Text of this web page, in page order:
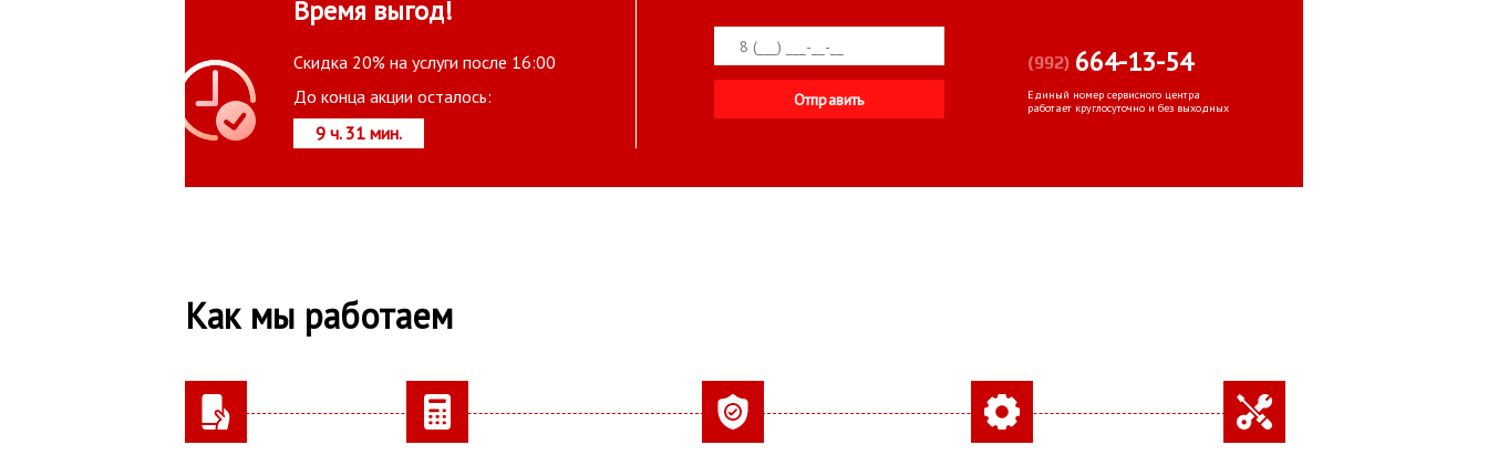
Время выгод!
Скидка 20% на услуги после 16:00
До конца акции осталось:
9 ч. 31 мин.
(992) 664-13-54
Единый номер сервисного центра
работает круглосуточно и без выходных
Как мы работаем